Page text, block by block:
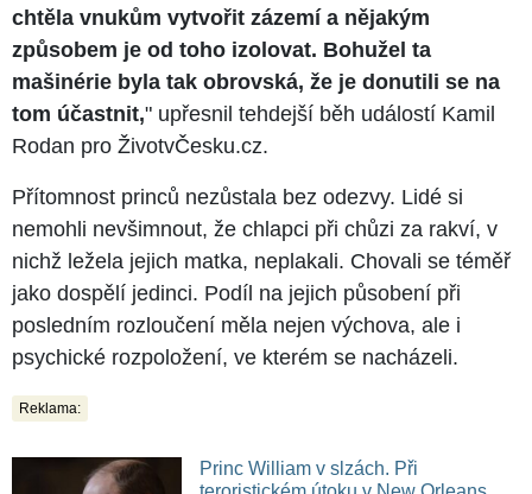
chtěla vnukům vytvořit zázemí a nějakým
způsobem je od toho izolovat. Bohužel ta
mašinérie byla tak obrovská, že je donutili se na
tom účastnit," upřesnil tehdejší běh událostí Kamil
Rodan pro ŽivotvČesku.cz.
Přítomnost princů nezůstala bez odezvy. Lidé si
nemohli nevšimnout, že chlapci při chůzi za rakví, v
nichž ležela jejich matka, neplakali. Chovali se téměř
jako dospělí jedinci. Podíl na jejich působení při
posledním rozloučení měla nejen výchova, ale i
psychické rozpoložení, ve kterém se nacházeli.
Reklama:
Princ William v slzách. Při